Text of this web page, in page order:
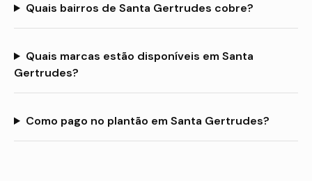
Quais bairros de Santa Gertrudes cobre?
Quais marcas estão disponíveis em Santa
Gertrudes?
Como pago no plantão em Santa Gertrudes?